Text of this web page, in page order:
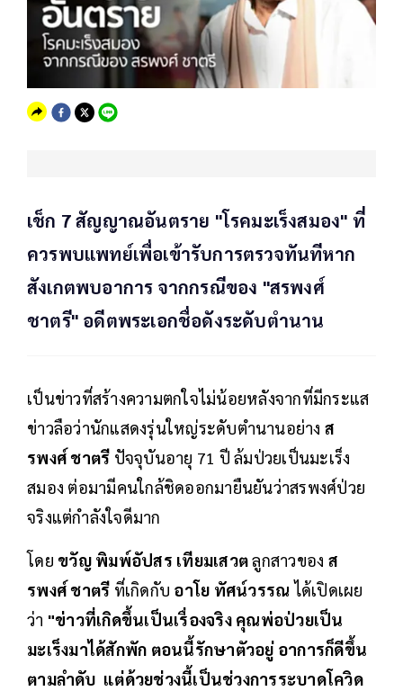
เช็ก 7 สัญญาณอันตราย "โรคมะเร็งสมอง" ที่
ควรพบแพทย์เพื่อเข้ารับการตรวจทันทีหาก
สังเกตพบอาการ จากกรณีของ "สรพงศ์
ชาตรี" อดีตพระเอกชื่อดังระดับตำนาน
เป็นข่าวที่สร้างความตกใจไม่น้อยหลังจากที่มีกระแส
ข่าวลือว่านักแสดงรุ่นใหญ่ระดับตำนานอย่าง ส
รพงศ์ ชาตรี ปัจจุบันอายุ 71 ปี ล้มป่วยเป็นมะเร็ง
สมอง ต่อมามีคนใกล้ชิดออกมายืนยันว่าสรพงศ์ป่วย
จริงแต่กำลังใจดีมาก
โดย ขวัญ พิมพ์อัปสร เทียมเสวตลูกสาวของ ส
รพงศ์ ชาตรี ที่เกิดกับ อาโย ทัศน์วรรณ ได้เปิดเผย
ว่า "ข่าวที่เกิดขึ้นเป็นเรื่องจริง คุณพ่อป่วยเป็น
มะเร็งมาได้สักพัก ตอนนี้รักษาตัวอยู่ อาการก็ดีขึ้น
ตามลำดับ แต่ด้วยช่วงนี้เป็นช่วงการระบาดโควิด